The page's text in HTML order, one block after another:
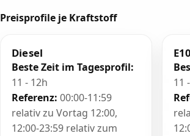
Preisprofile je Kraftstoff
Diesel
Beste Zeit im Tagesprofil:
11 - 12h
Referenz: 00:00-11:59
relativ zu Vortag 12:00,
12:00-23:59 relativ zum
E10
11